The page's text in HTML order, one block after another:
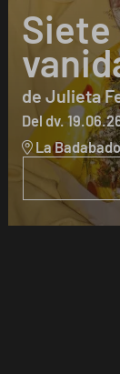
Siete
de Julieta
Del dv.
La